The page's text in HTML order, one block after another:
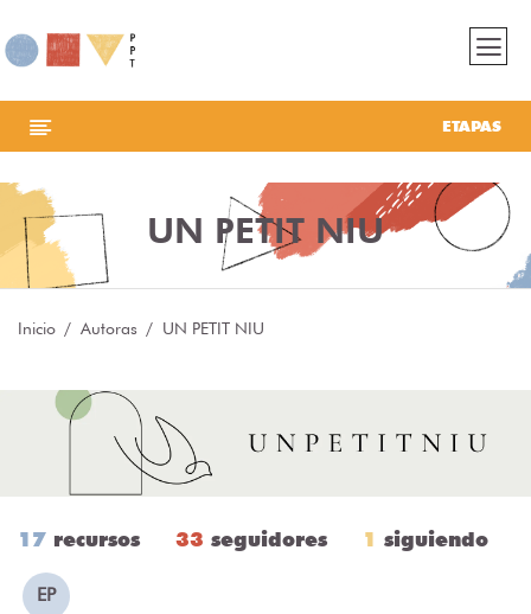
ETAPAS
UN PETIT NIU
Inicio Autoras UN PETIT NIU
17 recursos 33 seguidores 1 siguiendo
EP